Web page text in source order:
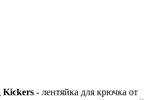
Kickers - лентяйка для крючка от